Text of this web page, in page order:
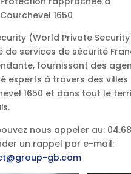
Courchevel 1650
(World Private
de services de sécurité
fournissant des
experts à travers des
1650 et dans tout le
nous appeler au:
un rappel par e-mail:
gb.com